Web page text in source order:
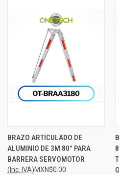
BRAZO ARTICULADO DE
ALUMINIO DE 3M 80° PARA
BARRERA SERVOMOTOR
MXN$0.00
(Inc. IVA)